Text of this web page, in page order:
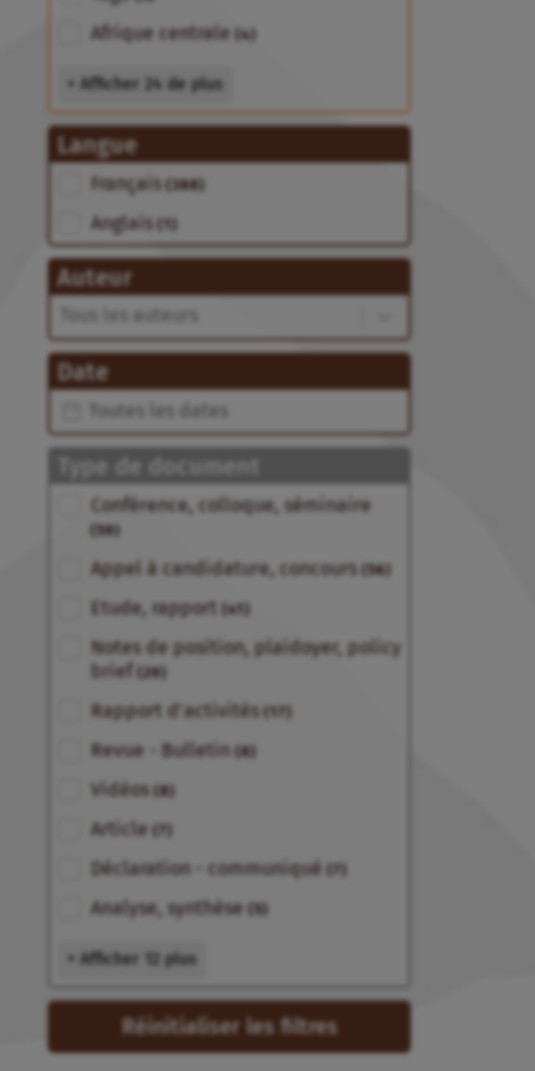
Afrique centrale (4)
+ Afficher 24 de plus
Langue
Langue
Français (388)
Anglais
Auteur
Auteur
Auteur
Date
Date
Date
Type de document
Type de document
Conférence, colloque, séminaire
(59)
Appel à candidature, concours (56)
Etude, rapport (41)
Notes de position, plaidoyer, policy
brief (29)
Rapport d'activités (17)
Revue - Bulletin (8)
Vidéos (8)
Article (7)
Déclaration - communiqué (7)
Analyse, synthèse
+ Afficher 12 plus
Réinitialiser les filtres